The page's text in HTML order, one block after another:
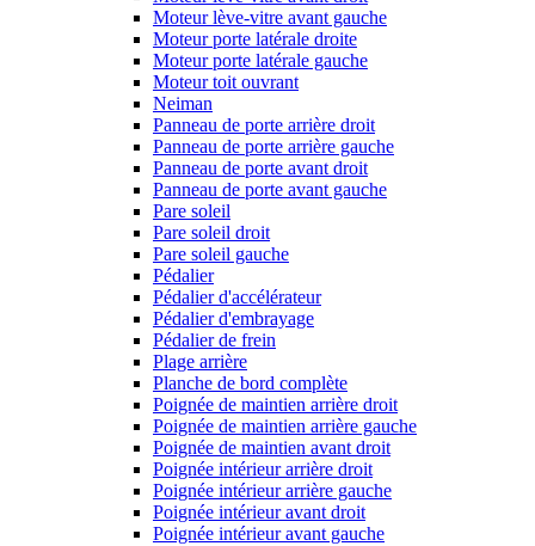
Moteur lève-vitre avant gauche
Moteur porte latérale droite
Moteur porte latérale gauche
Moteur toit ouvrant
Neiman
Panneau de porte arrière droit
Panneau de porte arrière gauche
Panneau de porte avant droit
Panneau de porte avant gauche
Pare soleil
Pare soleil droit
Pare soleil gauche
Pédalier
Pédalier d'accélérateur
Pédalier d'embrayage
Pédalier de frein
Plage arrière
Planche de bord complète
Poignée de maintien arrière droit
Poignée de maintien arrière gauche
Poignée de maintien avant droit
Poignée intérieur arrière droit
Poignée intérieur arrière gauche
Poignée intérieur avant droit
Poignée intérieur avant gauche